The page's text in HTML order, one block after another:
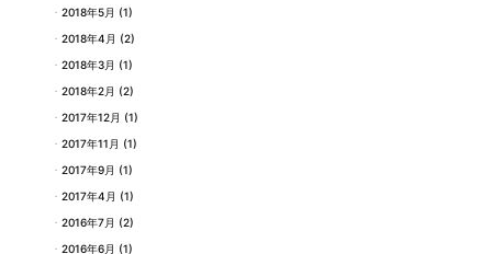
2018年5月 (1)
2018年4月 (2)
2018年3月 (1)
2018年2月 (2)
2017年12月 (1)
2017年11月 (1)
2017年9月 (1)
2017年4月 (1)
2016年7月 (2)
2016年6月 (1)